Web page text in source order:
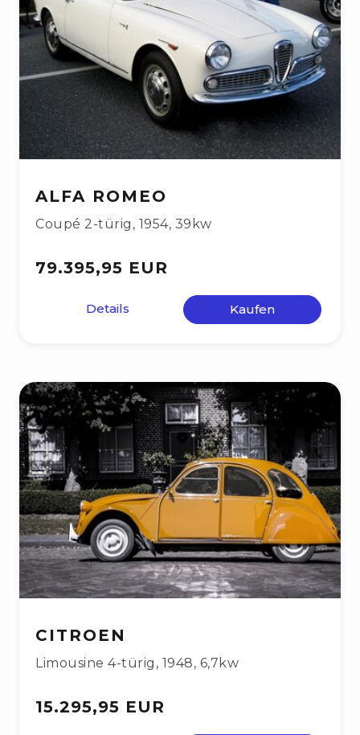
ALFA ROMEO
Coupé 2-türig , 1954, 39kw
79.395,95 EUR
Details Kaufen
CITROEN
Limousine 4-türig , 1948, 6,7kw
15.295,95 EUR